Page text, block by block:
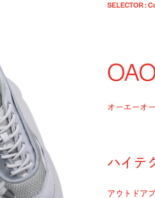
SELECTOR :
オーエーオ
ハイテ
アウトドア